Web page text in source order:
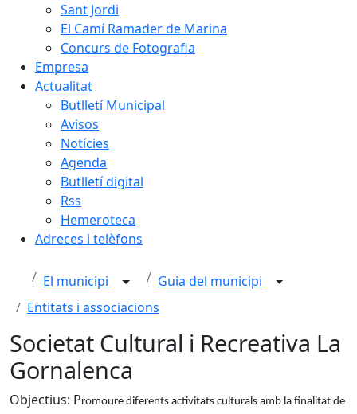
Sant Jordi
El Camí Ramader de Marina
Concurs de Fotografia
Empresa
Actualitat
Butlletí Municipal
Avisos
Notícies
Agenda
Butlletí digital
Rss
Hemeroteca
Adreces i telèfons
El municipi
Guia del municipi
Entitats i associacions
Societat Cultural i Recreativa La
Gornalenca
Objectius: Promoure diferents activitats culturals amb la finalitat de